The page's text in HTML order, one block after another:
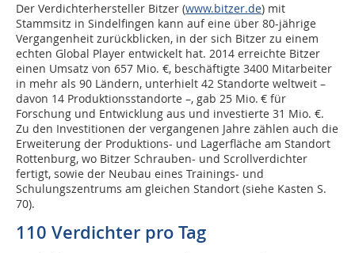
Der Verdichterhersteller Bitzer (www.bitzer.de) mit
Stammsitz in Sindelfingen kann auf eine über 80-jährige
Vergangenheit zurückblicken, in der sich Bitzer zu einem
echten Global Player entwickelt hat. 2014 erreichte Bitzer
einen Umsatz von 657 Mio. €, beschäftigte 3400 Mitarbeiter
in mehr als 90 Ländern, unterhielt 42 Standorte weltweit –
davon 14 Produktionsstandorte –, gab 25 Mio. € für
Forschung und Entwicklung aus und investierte 31 Mio. €.
Zu den Investitionen der vergangenen Jahre zählen auch die
Erweiterung der Produktions- und Lagerfläche am Standort
Rottenburg, wo Bitzer Schrauben- und Scrollverdichter
fertigt, sowie der Neubau eines Trainings- und
Schulungszentrums am gleichen Standort (siehe Kasten S.
70).
110 Verdichter pro Tag